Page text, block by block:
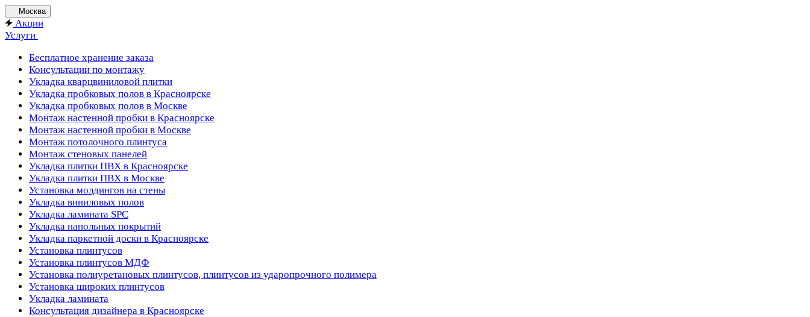
Москва
Акции
Услуги
Бесплатное хранение заказа
Консультации по монтажу
Укладка кварцвиниловой плитки
Укладка пробковых полов в Красноярске
Укладка пробковых полов в Москве
Монтаж настенной пробки в Красноярске
Монтаж настенной пробки в Москве
Монтаж потолочного плинтуса
Монтаж стеновых панелей
Укладка плитки ПВХ в Красноярске
Укладка плитки ПВХ в Москве
Установка молдингов на стены
Укладка виниловых полов
Укладка ламината SPC
Укладка напольных покрытий
Укладка паркетной доски в Красноярске
Установка плинтусов
Установка плинтусов МДФ
Установка полиуретановых плинтусов, плинтусов из ударопрочного полимера
Установка широких плинтусов
Укладка ламината
Консультация дизайнера в Красноярске